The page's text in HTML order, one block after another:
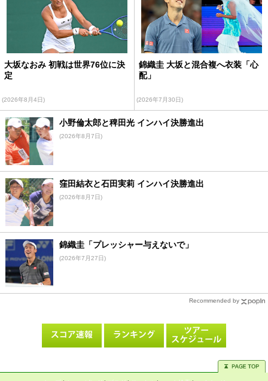
大坂なおみ 初戦は世界76位に決
定
(2026年8月4日)
錦織圭 大坂と混合複へ衣装「心
配」
(2026年7月30日)
小野倫太郎と稗田光 インハイ決勝進出
(2026年8月7日)
窪田結衣と石田実莉 インハイ決勝進出
(2026年8月7日)
錦織圭「プレッシャー与えないで」
(2026年7月27日)
Recommended by